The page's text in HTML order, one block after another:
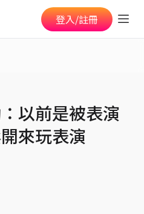
登入/註冊
以前是被表演
來玩表演